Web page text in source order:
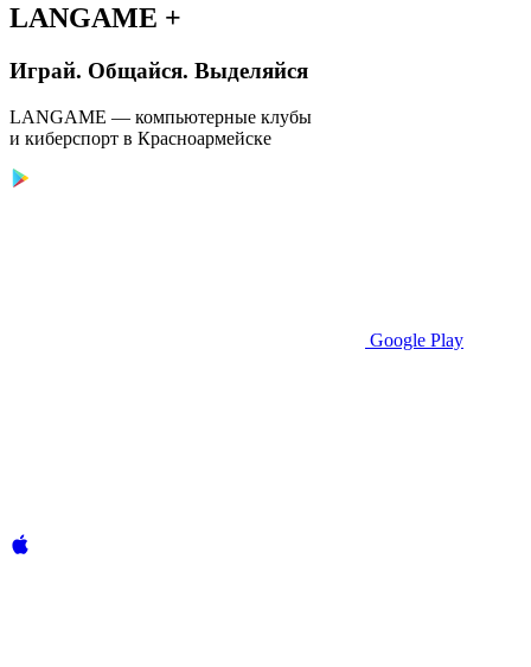
LANGAME +
Играй. Общайся. Выделяйся
LANGAME — компьютерные клубы
и киберспорт в Красноармейске
Google Play